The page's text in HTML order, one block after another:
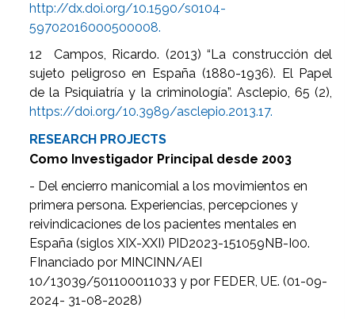
http://dx.doi.org/10.1590/s0104-
59702016000500008.
12 Campos, Ricardo. (2013) “La construcción del
sujeto peligroso en España (1880-1936). El Papel
de la Psiquiatría y la criminología”. Asclepio, 65 (2),
https://doi.org/10.3989/asclepio.2013.17.
RESEARCH PROJECTS
Como Investigador Principal desde 2003
- Del encierro manicomial a los movimientos en
primera persona. Experiencias, percepciones y
reivindicaciones de los pacientes mentales en
España (siglos XIX-XXI) PID2023-151059NB-I00.
FInanciado por MINCINN/AEI
10/13039/501100011033 y por FEDER, UE. (01-09-
2024- 31-08-2028)